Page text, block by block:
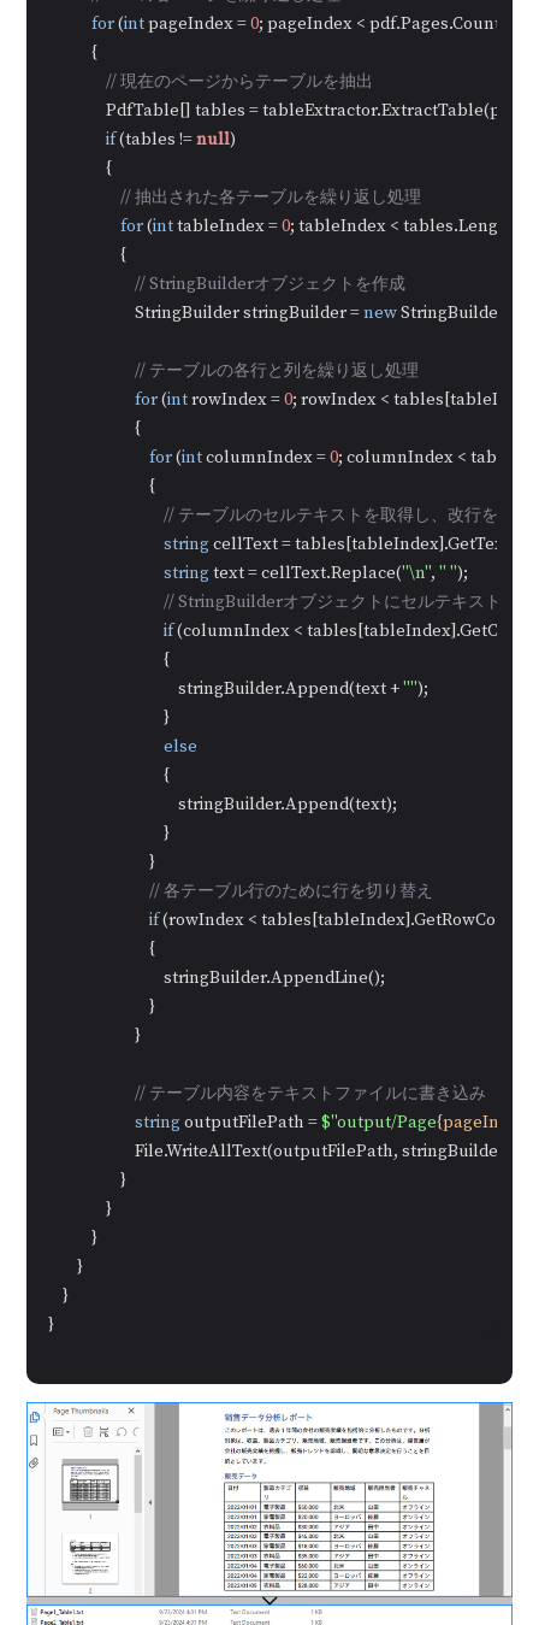
for (int pageIndex = 0; pageIndex < pdf.Pages.Count;
            {
// 現在のページからテーブルを抽出
PdfTable[] tables =
if (tables != null)
                {
// 抽出された各テーブルを繰り返し処理
for (int tableIndex = 0; tableIndex < tables.Length;
                    {
// StringBuilderオブジェクトを作成
                        StringBuilder stringBuilder =
new StringBuilder();
// テーブルの各行と列を繰り返し処理
for (int rowIndex = 0; rowIndex <
                        {
for (int columnIndex = 0; columnIndex <
                            {
// テーブルのセルテキストを取得し、改行を削除
string cellText =
string text = cellText.Replace("\n", " ");
// StringBuilderオブジェクトにセルテキストを
if (columnIndex <
                                {
                                    stringBuilder.Append(text +
"");
                                }
else
                                {
                                    stringBuilder.Append(text);
                                }
                            }
// 各テーブル行のために行を切り替え
if (rowIndex <
                            {
                                stringBuilder.AppendLine();
                            }
                        }
// テーブル内容をテキストファイルに書き込み
string outputFilePath = $"output/Page{pageIndex
File.WriteAllText(outputFilePath,
                    }
                }
            }
        }
    }
}